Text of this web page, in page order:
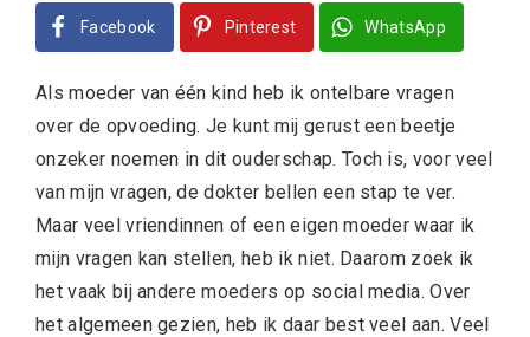
Facebook Pinterest WhatsApp
Als moeder van één kind heb ik ontelbare vragen
over de opvoeding. Je kunt mij gerust een beetje
onzeker noemen in dit ouderschap. Toch is, voor veel
van mijn vragen, de dokter bellen een stap te ver.
Maar veel vriendinnen of een eigen moeder waar ik
mijn vragen kan stellen, heb ik niet. Daarom zoek ik
het vaak bij andere moeders op social media. Over
het algemeen gezien, heb ik daar best veel aan. Veel